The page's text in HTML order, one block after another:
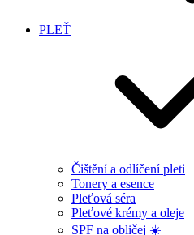
PLEŤ
Čištění a odlíčení pleti
Tonery a esence
Pleťová séra
Pleťové krémy a oleje
SPF na obličej ☀️